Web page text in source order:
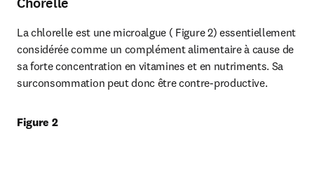
La chlorelle est une microalgue ( Figure 2) essentiellement
considérée comme un complément alimentaire à cause de
sa forte concentration en vitamines et en nutriments. Sa
surconsommation peut donc être contre-productive.
Figure 2